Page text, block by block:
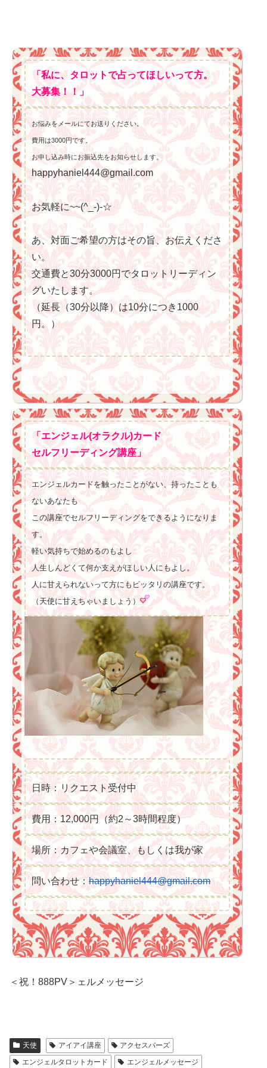
「私に、タロットで占ってほしいって方。
大募集！！」
お悩みをメールにてお送りください。
費用は3000円です。
お申し込み時にお振込先をお知らせします。
happyhaniel444@gmail.com
お気軽に~~(^_-)-☆
あ、対面ご希望の方はその旨、お伝えくださ
い。
交通費と30分3000円でタロットリーディン
グいたします。
（延長（30分以降）は10分につき1000
円。）
「エンジェル(オラクル)カード
セルフリーディング講座」
エンジェルカードを触ったことがない、持ったことも
ないあなたも
この講座でセルフリーディングをできるようになりま
す。
軽い気持ちで始めるのもよし
人生しんどくて何か支えがほしい人にもよし。
人に甘えられないって方にもピッタリの講座です。
（天使に甘えちゃいましょう）
日時：リクエスト受付中
費用：12,000円（約2～3時間程度）
場所：カフェや会議室、もしくは我が家
問い合わせ： happyhaniel444@gmail.com
＜祝！888PV＞ェルメッセージ
天使 アイアイ講座
アクセスバーズ
エンジェルタロットカード
エンジェルメッセージ